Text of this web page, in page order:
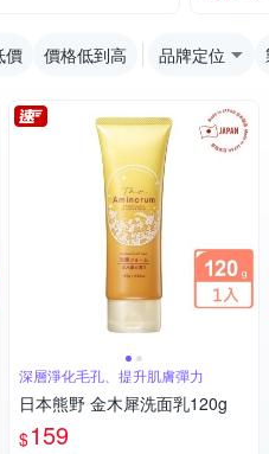
價 價格低到高 品牌定位
深層淨化毛孔、提升肌膚彈力
日本熊野 金木犀洗面乳120g
$159